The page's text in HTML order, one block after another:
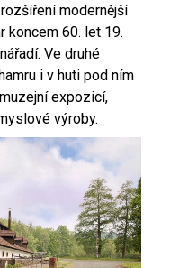
modernější
koncem 60. let 19.
Ve druhé
i v huti pod ním
expozicí,
výroby.